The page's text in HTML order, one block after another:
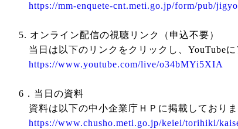
https://mm-enquete-cnt.meti.go.jp/form/pub/
5. オンライン配信の視聴リンク（申込不要）
当日は以下のリンクをクリックし、YouTubeに
https://www.youtube.com/live/o34bMYi5XIA
6．当日の資料
資料は以下の中小企業庁ＨＰに掲載しておりま
https://www.chusho.meti.go.jp/keiei/torihiki/